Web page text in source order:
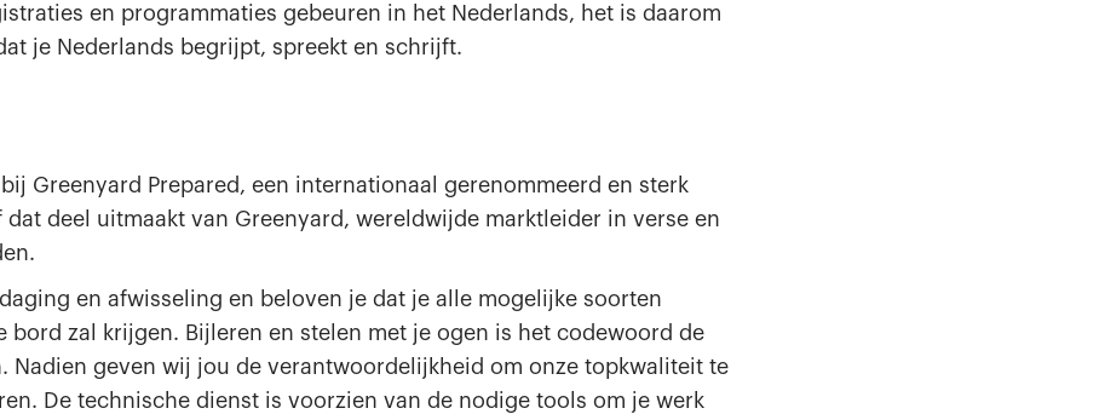
en programmaties gebeuren in het Nederlands, het is daarom
je Nederlands begrijpt, spreekt en schrijft.
Greenyard Prepared, een internationaal gerenommeerd en sterk
deel uitmaakt van Greenyard, wereldwijde marktleider in verse en
en afwisseling en beloven je dat je alle mogelijke soorten
bord zal krijgen. Bijleren en stelen met je ogen is het codewoord de
Nadien geven wij jou de verantwoordelijkheid om onze topkwaliteit te
De technische dienst is voorzien van de nodige tools om je werk